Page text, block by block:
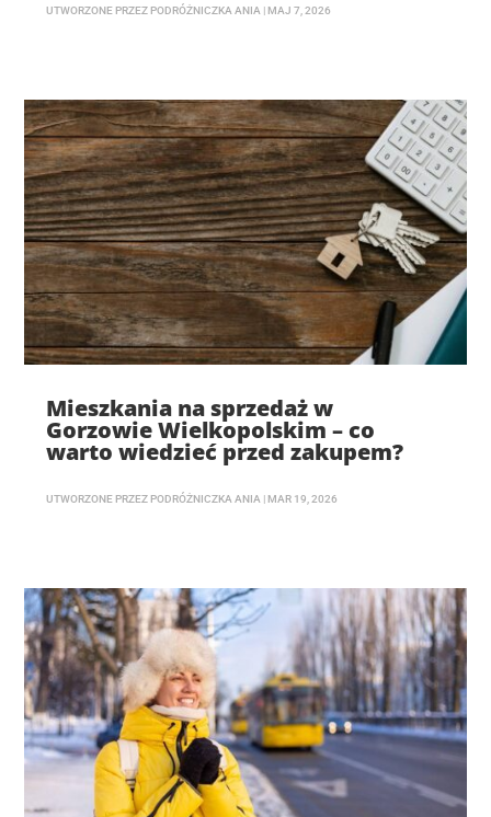
UTWORZONE PRZEZ PODRÓŻNICZKA ANIA | MAJ 7, 2026
Mieszkania na sprzedaż w
Gorzowie Wielkopolskim – co
warto wiedzieć przed zakupem?
UTWORZONE PRZEZ PODRÓŻNICZKA ANIA | MAR 19, 2026